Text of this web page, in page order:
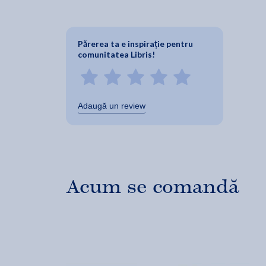
Părerea ta e inspirație pentru
comunitatea Libris!
Adaugă un review
Acum se comandă